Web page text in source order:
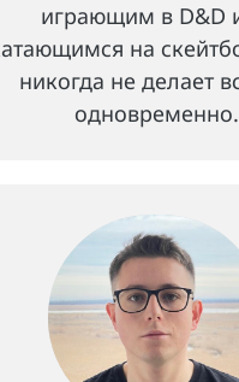
играющим в D&D
на
никогда не делает
одновременно.